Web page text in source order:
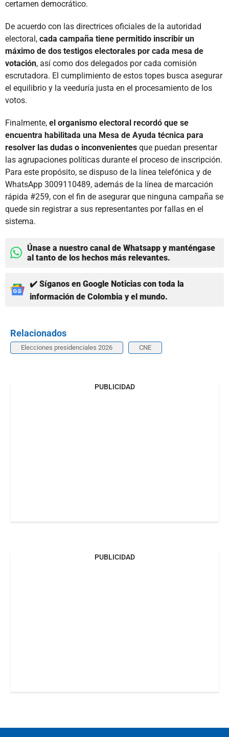
certamen democrático.
De acuerdo con las directrices oficiales de la autoridad
electoral, cada campaña tiene permitido inscribir un
máximo de dos testigos electorales por cada mesa de
votación, así como dos delegados por cada comisión
escrutadora. El cumplimiento de estos topes busca asegurar
el equilibrio y la veeduría justa en el procesamiento de los
votos.
Finalmente, el organismo electoral recordó que se
encuentra habilitada una Mesa de Ayuda técnica para
resolver las dudas o inconvenientes que puedan presentar
las agrupaciones políticas durante el proceso de inscripción.
Para este propósito, se dispuso de la línea telefónica y de
WhatsApp 3009110489, además de la línea de marcación
rápida #259, con el fin de asegurar que ninguna campaña se
quede sin registrar a sus representantes por fallas en el
sistema.
Únase a nuestro canal de Whatsapp y manténgase
al tanto de los hechos más relevantes.
✔️ Síganos en Google Noticias con toda la
información de Colombia y el mundo.
Relacionados
Elecciones presidenciales 2026 CNE
PUBLICIDAD
PUBLICIDAD